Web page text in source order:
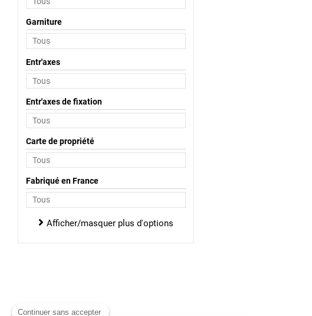
Garniture
Entr'axes
Entr'axes de fixation
Carte de propriété
Fabriqué en France
Afficher/masquer plus d'options
Continuer sans accepter